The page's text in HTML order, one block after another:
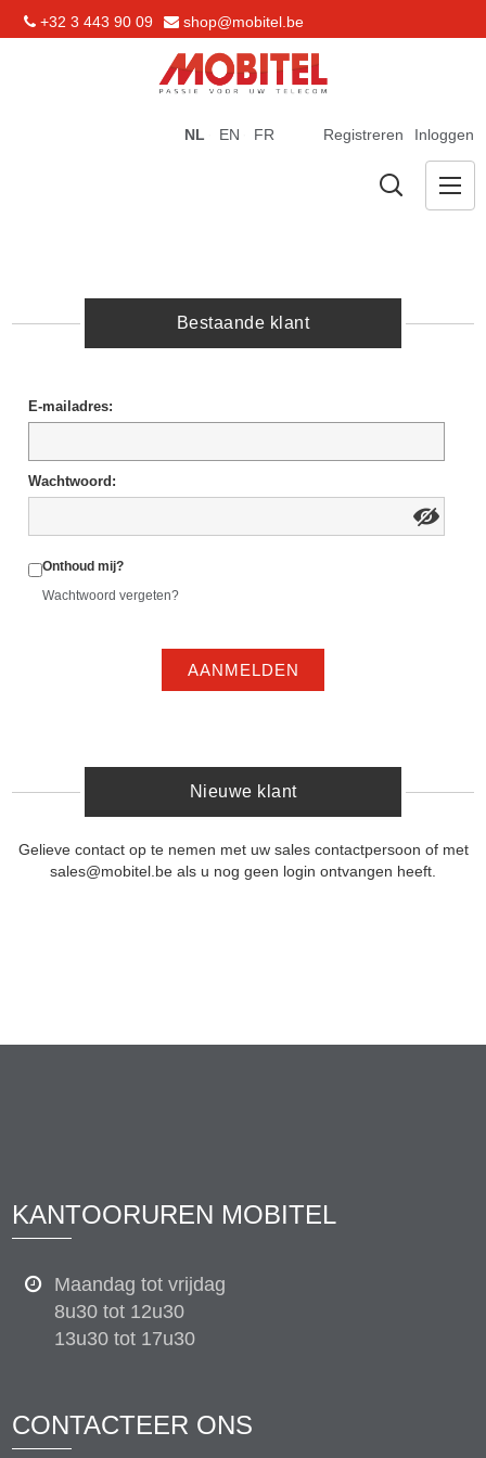
+32 3 443 90 09 shop@mobitel.be
Registreren Inloggen
NL EN FR
Bestaande klant
E-mailadres:
Wachtwoord:
Onthoud mij?
Wachtwoord vergeten?
AANMELDEN
Nieuwe klant
Gelieve contact op te nemen met uw sales contactpersoon of met
sales@mobitel.be als u nog geen login ontvangen heeft.
KANTOORUREN MOBITEL
Maandag tot vrijdag
8u30 tot 12u30
13u30 tot 17u30
CONTACTEER ONS